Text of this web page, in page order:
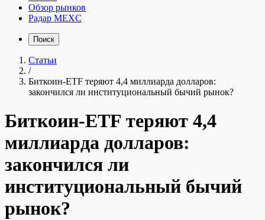
Обзор рынков
Радар MEXC
Поиск
Статьи
/
Биткоин-ETF теряют 4,4 миллиарда долларов:
закончился ли институциональный бычий рынок?
Биткоин-ETF теряют 4,4
миллиарда долларов:
закончился ли
институциональный бычий
рынок?